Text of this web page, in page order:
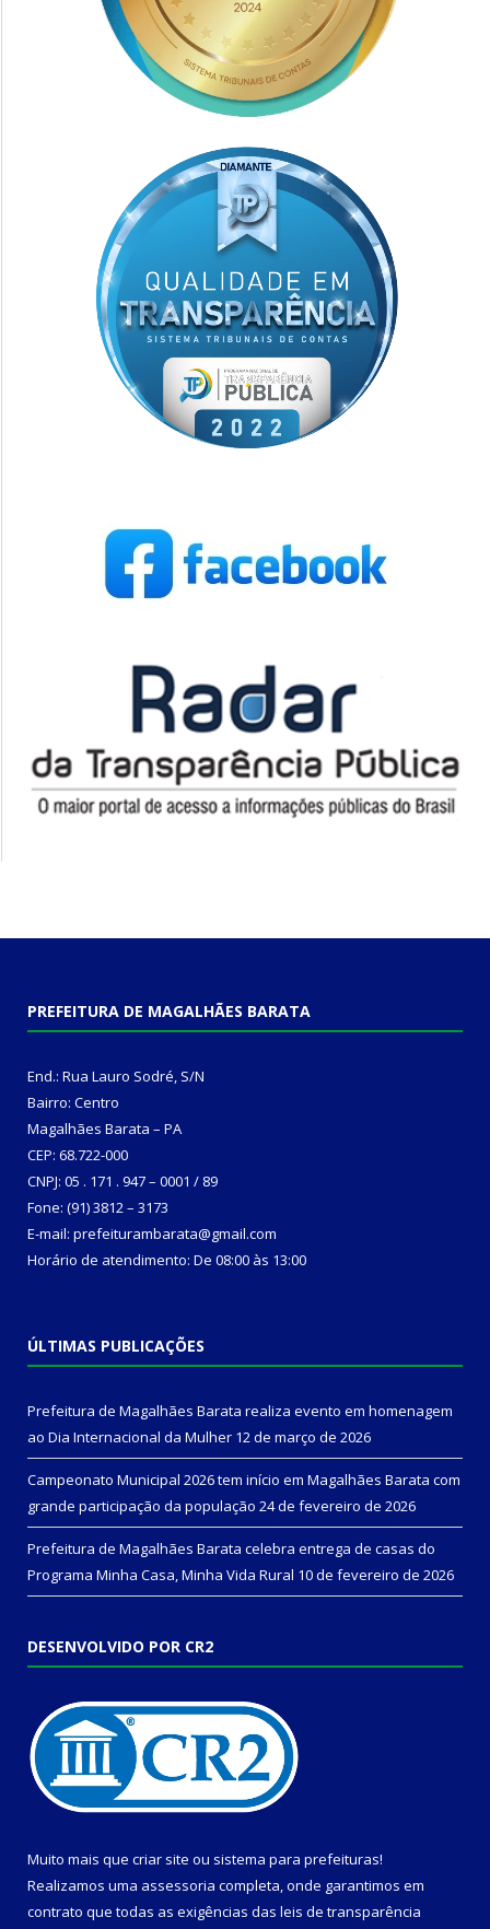
PREFEITURA DE MAGALHÃES BARATA
End.: Rua Lauro Sodré, S/N
Bairro: Centro
Magalhães Barata – PA
CEP: 68.722-000
CNPJ: 05 . 171 . 947 – 0001 / 89
Fone: (91) 3812 – 3173
E-mail: prefeiturambarata@gmail.com
Horário de atendimento: De 08:00 às 13:00
ÚLTIMAS PUBLICAÇÕES
Prefeitura de Magalhães Barata realiza evento em homenagem
ao Dia Internacional da Mulher 12 de março de 2026
Campeonato Municipal 2026 tem início em Magalhães Barata com
grande participação da população 24 de fevereiro de 2026
Prefeitura de Magalhães Barata celebra entrega de casas do
Programa Minha Casa, Minha Vida Rural 10 de fevereiro de 2026
DESENVOLVIDO POR CR2
Muito mais que criar site ou sistema para prefeituras!
Realizamos uma assessoria completa, onde garantimos em
contrato que todas as exigências das leis de transparência